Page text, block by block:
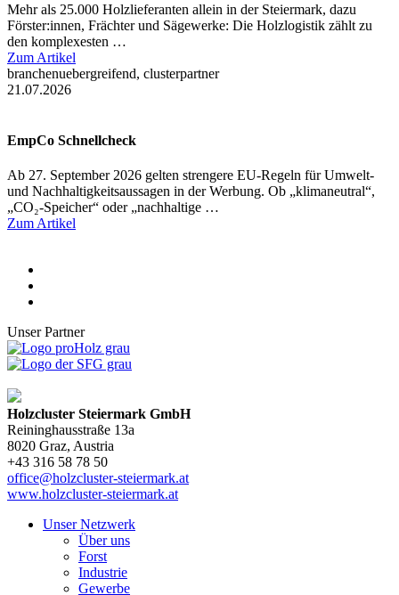
Mehr als 25.000 Holzlieferanten allein in der Steiermark, dazu
Förster:innen, Frächter und Sägewerke: Die Holzlogistik zählt zu
den komplexesten …
Zum Artikel
branchenuebergreifend, clusterpartner
21.07.2026
EmpCo Schnellcheck
Ab 27. September 2026 gelten strengere EU-Regeln für Umwelt-
und Nachhaltigkeitsaussagen in der Werbung. Ob „klimaneutral“,
„CO₂-Speicher“ oder „nachhaltige …
Zum Artikel
Unser Partner
Holzcluster Steiermark GmbH
Reininghausstraße 13a
8020 Graz, Austria
+43 316 58 78 50
office@holzcluster-steiermark.at
www.holzcluster-steiermark.at
Unser Netzwerk
Über uns
Forst
Industrie
Gewerbe